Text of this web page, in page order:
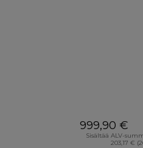
999,90 €
Sisältää ALV-
203,17 €